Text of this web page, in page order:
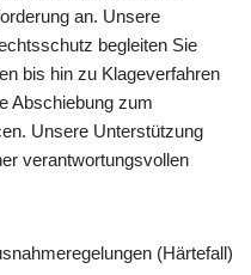
an. Unsere
begleiten Sie
bis hin zu Klageverfahren
Abschiebung zum
Unsere Unterstützung
verantwortungsvollen
(Härtefall)